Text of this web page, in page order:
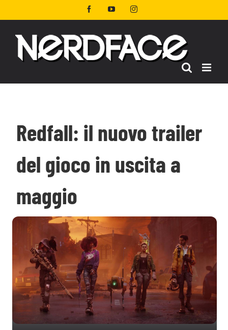
al
FacebookYouTubeInstagram
Redfall: il nuovo trailer
del gioco in uscita a
maggio